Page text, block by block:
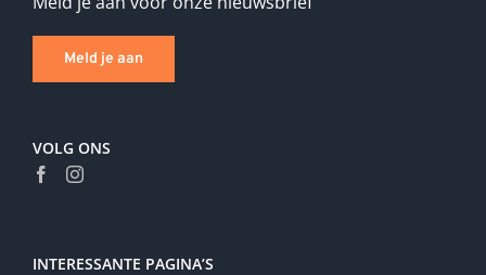
Meld je aan
VOLG ONS
INTERESSANTE PAGINA’S